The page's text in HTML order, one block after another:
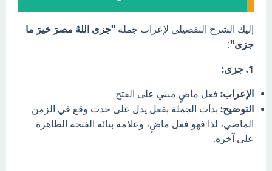
إليك الشرح التفصيلي لإعراب جملة "جزى اللهُ مصرَ خيرَ ما
جزى":
1. جزى:
الإعراب: فعل ماضٍ مبني على الفتح.
التوضيح: بدأت الجملة بفعل يدل على حدث وقع في الزمن
الماضي، لذا فهو فعل ماضٍ، وعلامة بنائه الفتحة الظاهرة
على آخره.